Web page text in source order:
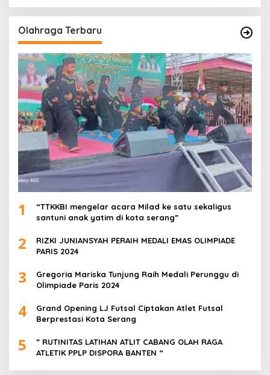
Olahraga Terbaru
1
“TTKKBI mengelar acara Milad ke satu sekaligus
santuni anak yatim di kota serang”
2
RIZKI JUNIANSYAH PERAIH MEDALI EMAS OLIMPIADE
PARIS 2024
3
Gregoria Mariska Tunjung Raih Medali Perunggu di
Olimpiade Paris 2024
4
Grand Opening LJ Futsal Ciptakan Atlet Futsal
Berprestasi Kota Serang
5
” RUTINITAS LATIHAN ATLIT CABANG OLAH RAGA
ATLETIK PPLP DISPORA BANTEN “